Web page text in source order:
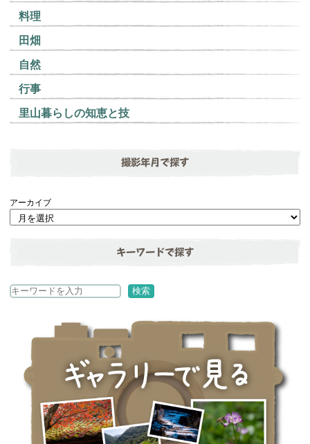
料理
田畑
自然
行事
里山暮らしの知恵と技
撮影年月で探す
アーカイブ
キーワードで探す
検
検索